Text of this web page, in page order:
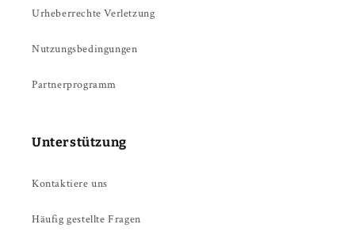
Urheberrechte Verletzung
Nutzungsbedingungen
Partnerprogramm
Unterstützung
Kontaktiere uns
Häufig gestellte Fragen